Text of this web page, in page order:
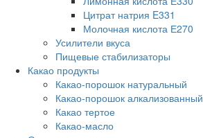
Цитрат натрия E331
Молочная кислота Е270
Усилители вкуса
Пищевые стабилизаторы
Какао продукты
Какао-порошок натуральный
Какао-порошок алкализованный
Какао тертое
Какао-масло